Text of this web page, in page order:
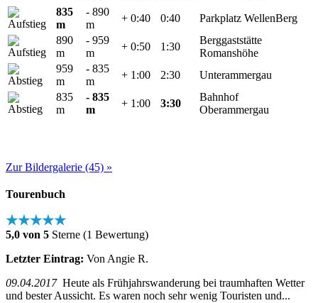
835
m
- 890
m
+ 0:40 0:40
Parkplatz WellenBerg
890
m
- 959
m
+ 0:50 1:30
Berggaststätte
Romanshöhe
959
m
- 835
m
+ 1:00 2:30
Unterammergau
835
m
- 835
m
+ 1:00 3:30
Bahnhof
Oberammergau
Zur Bildergalerie (45) »
Tourenbuch
★★★★★
5,0 von 5 Sterne (1 Bewertung)
Letzter Eintrag: Von Angie R.
09.04.2017Heute als Frühjahrswanderung bei traumhaften Wetter
und bester Aussicht. Es waren noch sehr wenig Touristen und...